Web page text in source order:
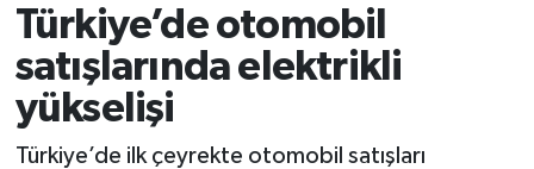
Türkiye’de otomobil
satışlarında elektrikli
yükselişi
Türkiye’de ilk çeyrekte otomobil satışları
Bölge
Çavdarhisar
Son Dakika Haberleri
Haber Arşivi